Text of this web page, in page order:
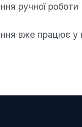
ручної роботи
вже працює у